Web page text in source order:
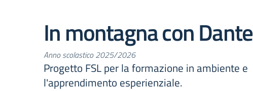
In montagna con Dante
Anno scolastico 2025/2026
Progetto FSL per la formazione in ambiente e
l'apprendimento esperienziale.